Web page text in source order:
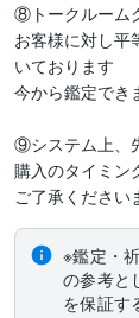
⑧トークルーム
お客様に対し平
いております
今から鑑定でき
⑨システム上、
購入のタイミン
※鑑定・
の参考と
を保証す